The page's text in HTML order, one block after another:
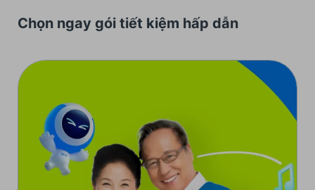
Chọn ngay gói tiết kiệm hấp dẫn